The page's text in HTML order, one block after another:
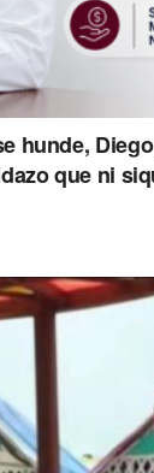
entre la
de
concordancia
no
como
Tulum,
playas,
lo que
a todas las
podría
a los
del
la naturaleza
hunde,
que ni